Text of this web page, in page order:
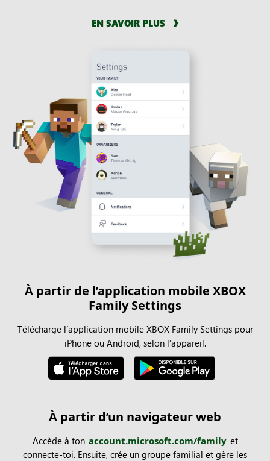
EN SAVOIR PLUS
À partir de l’application mobile XBOX
Family Settings
Télécharge l’application mobile XBOX Family Settings pour
iPhone ou Android, selon l’appareil.
À partir d’un navigateur web
Accède à ton account.microsoft.com/family et
connecte-toi. Ensuite, crée un groupe familial et gère les